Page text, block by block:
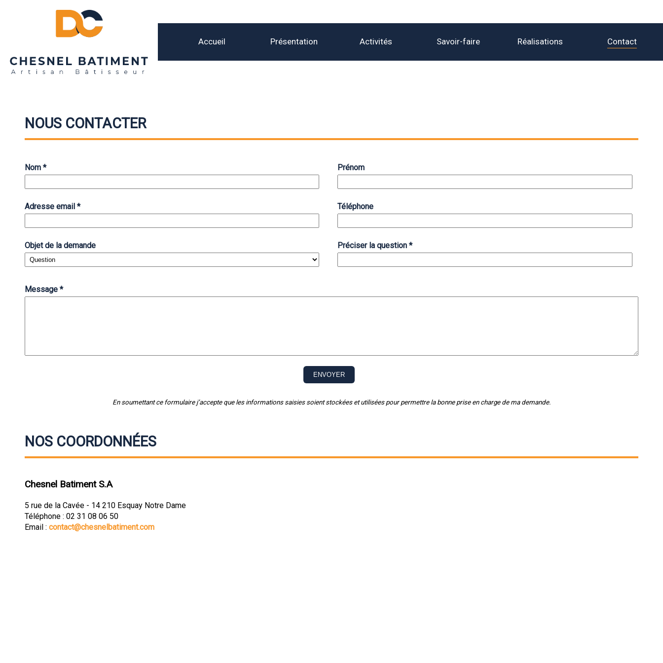
Accueil Présentation Activités Savoir-faire Réalisations Contact
NOUS CONTACTER
Nom * Prénom
Adresse email * Téléphone
Objet de la demande Préciser la question *
Message *
En soumettant ce formulaire j’accepte que les informations saisies soient stockées et utilisées pour permettre la bonne prise en charge de ma demande.
NOS COORDONNÉES
Chesnel Batiment S.A
5 rue de la Cavée - 14 210 Esquay Notre Dame
Téléphone : 02 31 08 06 50
Email : contact@chesnelbatiment.com